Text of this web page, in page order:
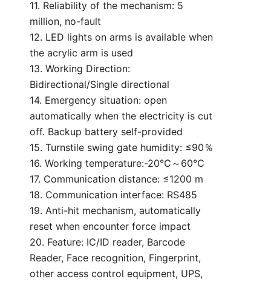
11. Reliability of the mechanism: 5
million, no-fault
12. LED lights on arms is available when
the acrylic arm is used
13. Working Direction:
Bidirectional/Single directional
14. Emergency situation: open
automatically when the electricity is cut
off. Backup battery self-provided
15. Turnstile swing gate humidity: ≤90％
16. Working temperature:-20℃～60℃
17. Communication distance: ≤1200 m
18. Communication interface: RS485
19. Anti-hit mechanism, automatically
reset when encounter force impact
20. Feature: IC/ID reader, Barcode
Reader, Face recognition, Fingerprint,
other access control equipment, UPS,